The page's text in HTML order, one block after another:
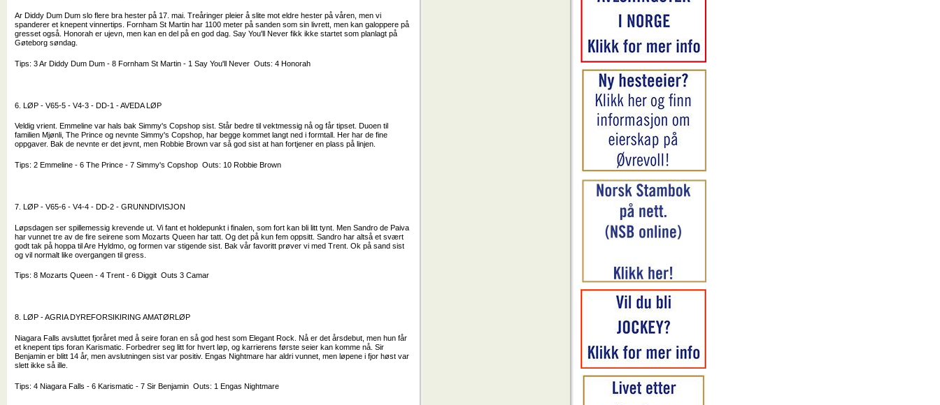
Ar Diddy Dum Dum slo flere bra hester på 17. mai. Treåringer pleier å slite mot eldre hester på våren, men vi
spanderer et knepent vinnertips. Fornham St Martin har 1100 meter på sanden som sin livrett, men kan galoppere på
gresset også. Honorah er ujevn, men kan en del på en god dag. Say You'll Never fikk ikke startet som planlagt på
Gøteborg søndag.
Tips: 3 Ar Diddy Dum Dum - 8 Fornham St Martin - 1 Say You'll Never Outs: 4 Honorah
6. LØP - V65-5 - V4-3 - DD-1 - AVEDA LØP
Veldig vrient. Emmeline var hals bak Simmy's Copshop sist. Står bedre til vektmessig nå og får tipset. Duoen til
familien Mjønli, The Prince og nevnte Simmy's Copshop, har begge kommet langt ned i formtall. Her har de fine
oppgaver. Bak de nevnte er det jevnt, men Robbie Brown var så god sist at han fortjener en plass på linjen.
Tips: 2 Emmeline - 6 The Prince - 7 Simmy's Copshop Outs: 10 Robbie Brown
7. LØP - V65-6 - V4-4 - DD-2 - GRUNNDIVISJON
Løpsdagen ser spillemessig krevende ut. Vi fant et holdepunkt i finalen, som fort kan bli litt tynt. Men Sandro de Paiva
har vunnet tre av de fire seirene som Mozarts Queen har tatt. Og det på kun fem oppsitt. Sandro har altså et svært
godt tak på hoppa til Are Hyldmo, og formen var stigende sist. Bak vår favoritt prøver vi med Trent. Ok på sand sist
og vil normalt like overgangen til gress.
Tips: 8 Mozarts Queen - 4 Trent - 6 Diggit Outs 3 Camar
8. LØP - AGRIA DYREFORSIKIRING AMATØRLØP
Niagara Falls avsluttet fjoråret med å seire foran en så god hest som Elegant Rock. Nå er det årsdebut, men hun får
et knepent tips foran Karismatic. Forbedrer seg litt for hvert løp, og karrierens første seier kan komme nå. Sir
Benjamin er blitt 14 år, men avslutningen sist var positiv. Engas Nightmare har aldri vunnet, men løpene i fjor høst var
slett ikke så ille.
Tips: 4 Niagara Falls - 6 Karismatic - 7 Sir Benjamin Outs: 1 Engas Nightmare